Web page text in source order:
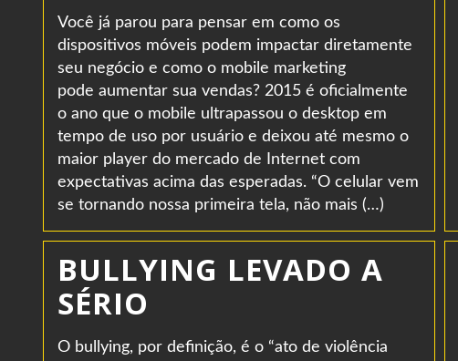
Você já parou para pensar em como os
dispositivos móveis podem impactar diretamente
seu negócio e como o mobile marketing
pode aumentar sua vendas? 2015 é oficialmente
o ano que o mobile ultrapassou o desktop em
tempo de uso por usuário e deixou até mesmo o
maior player do mercado de Internet com
expectativas acima das esperadas. “O celular vem
se tornando nossa primeira tela, não mais (…)
BULLYING LEVADO A
SÉRIO
O bullying, por definição, é o “ato de violência